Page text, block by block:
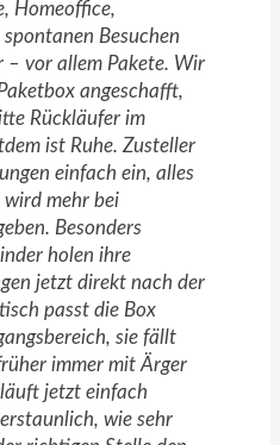
Homeoffice,
Besuchen
– vor allem Pakete. Wir
angeschafft,
Rückläufer im
ist Ruhe. Zusteller
einfach ein, alles
mehr bei
Besonders
holen ihre
jetzt direkt nach der
passt die Box
sie fällt
immer mit Ärger
jetzt einfach
wie sehr